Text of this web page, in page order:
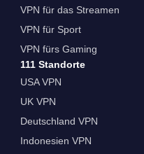
VPN für das Streamen
VPN für Sport
VPN fürs Gaming
111 Standorte
USA VPN
UK VPN
Deutschland VPN
Indonesien VPN